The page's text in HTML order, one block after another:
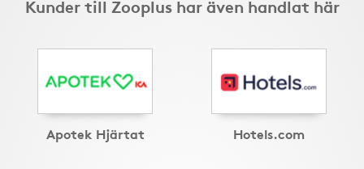
Kunder till Zooplus har även handlat här
Apotek Hjärtat Hotels.com